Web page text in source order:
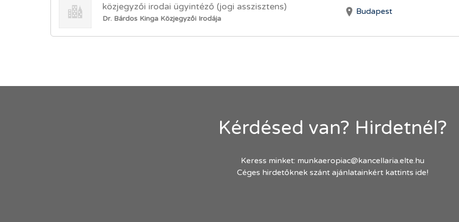
közjegyzői irodai ügyintéző (jogi asszisztens)
Dr. Bárdos Kinga Közjegyzői Irodája
Budapest
Kérdésed van? Hirdetnél?
Keress minket: munkaeropiac@kancellaria.elte.hu
Céges hirdetőknek szánt ajánlatainkért kattints ide!